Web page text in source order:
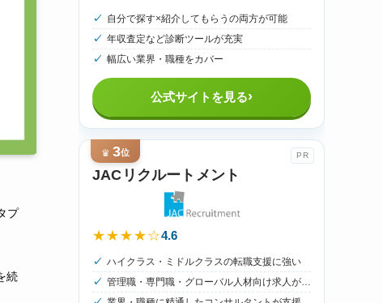
プ
続
自分で探す×紹介してもらうの両方が可能
年収査定など診断ツールが充実
幅広い業界・職種をカバー
公式サイトを見る›
♛ 3位 PR
JACリクルートメント
★★★★☆4.6
ハイクラス・ミドルクラスの転職支援に強い
管理職・専門職・グローバル人材向け求人が豊富